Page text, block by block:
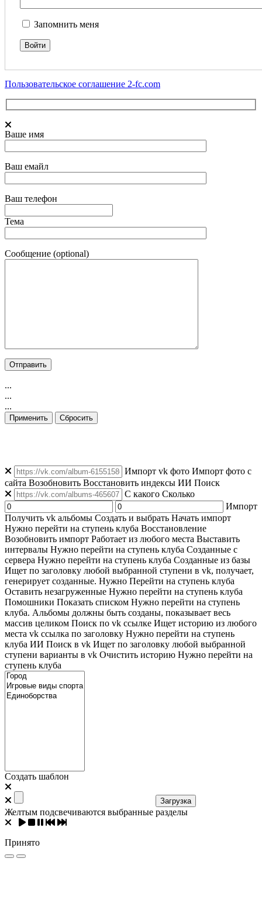
Запомнить меня
Пользовательское соглашение 2-fc.com
Ваше имя
Ваш емайл
Ваш телефон
Тема
Сообщение (optional)
...
...
...
Применить Сбросить
Импорт vk фото Импорт фото с
сайта Возобновить Восстановить индексы ИИ Поиск
C какого Сколько
Импорт
Получить vk альбомы Создать и выбрать Начать импорт
Нужно перейти на ступень клуба Восстановление
Возобновить импорт Работает из любого места Выставить
интервалы Нужно перейти на ступень клуба Созданные с
сервера Нужно перейти на ступень клуба Созданные из базы
Ищет по заголовку любой выбранной ступени в vk, получает,
генерирует созданные. Нужно Перейти на ступень клуба
Оставить незагруженные Нужно перейти на ступень клуба
Помошники Показать списком Нужно перейти на ступень
клуба. Альбомы должны быть созданы, показывает весь
массив целиком Поиск по vk ссылке Ищет историю из любого
места vk ссылка по заголовку Нужно перейти на ступень
клуба ИИ Поиск в vk Ищет по заголовку любой выбранной
ступени варианты в vk Очистить историю Нужно перейти на
ступень клуба
Создать шаблон
Загрузка
Желтым подсвечиваются выбранные разделы
Принято